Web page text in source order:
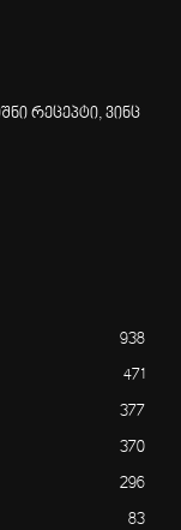
რეცეპტი, ვინც
938
471
377
370
296
83